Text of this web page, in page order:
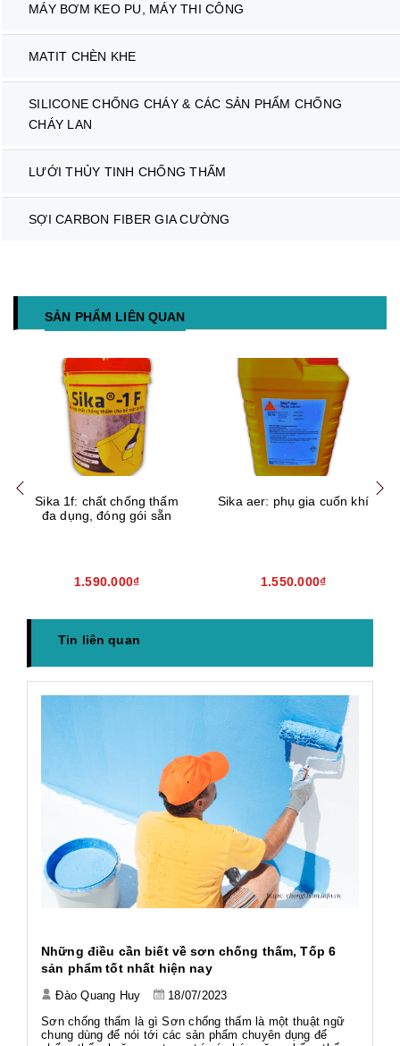
MÁY BƠM KEO PU, MÁY THI CÔNG
MATIT CHÈN KHE
SILICONE CHỐNG CHÁY & CÁC SẢN PHẨM CHỐNG
CHÁY LAN
LƯỚI THỦY TINH CHỐNG THẤM
SỢI CARBON FIBER GIA CƯỜNG
SẢN PHẨM LIÊN QUAN
Sika 1f: chất chống thấm
đa dụng, đóng gói sẵn
1.590.000₫
Sika aer: phụ gia cuốn khí
1.550.000₫
Tin liên quan
Những điều cần biết về sơn chống thấm, Tốp 6
sản phẩm tốt nhất hiện nay
Đào Quang Huy
18/07/2023
Sơn chống thấm là gì Sơn chống thấm là một thuật ngữ
chung dùng để nói tới các sản phẩm chuyên dụng để